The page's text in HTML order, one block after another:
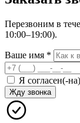
Перезвоним в
10:00–19:00).
Ваше имя *
Я согласен(-
Жду звонка